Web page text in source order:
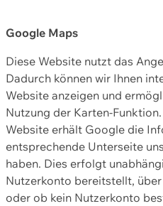
Google Maps
Diese Website nutzt das
Dadurch können wir Ihnen
Website anzeigen und
Nutzung der Karten-
Website erhält Google die
entsprechende Unterseite
haben. Dies erfolgt
Nutzerkonto bereitstellt,
oder ob kein Nutzerkonto